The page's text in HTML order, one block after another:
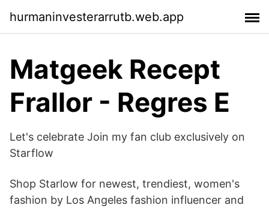
hurmaninvesterarrutb.web.app
Matgeek Recept
Frallor - Regres E
Let's celebrate Join my fan club exclusively on
Starflow
Shop Starlow for newest, trendiest, women's
fashion by Los Angeles fashion influencer and